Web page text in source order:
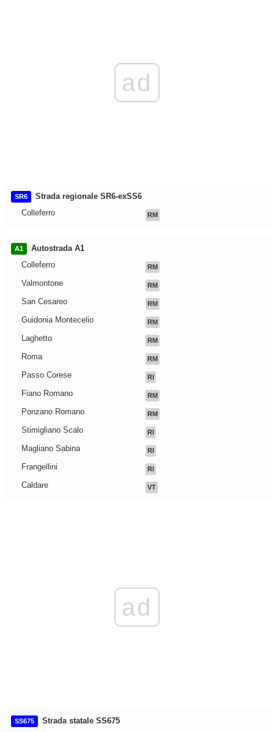
ad
SR6
Strada regionale SR6-exSS6
Colleferro
RM
A1
Autostrada A1
Colleferro
RM
Valmontone RM
San Cesareo RM
Guidonia Montecelio RM
Laghetto RM
Roma RM
Passo Corese RI
Fiano Romano RM
Ponzano Romano RM
Stimigliano Scalo RI
Magliano Sabina RI
Frangellini RI
Caldare VT
ad
SS675 Strada statale SS675